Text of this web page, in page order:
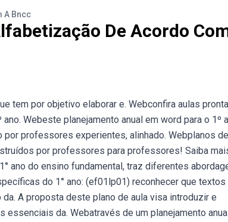
A Bncc
De Acordo
tem por objetivo elaborar e. Webconfira aulas
Webeste planejamento anual em word para o 1º
professores experientes, alinhado. Webplanos
por professores para professores! Saiba
ano do ensino fundamental, traz diferentes
do 1° ano: (ef01lp01) reconhecer que textos
A proposta deste plano de aula visa introduzir e
da. Webatravés de um planejamento